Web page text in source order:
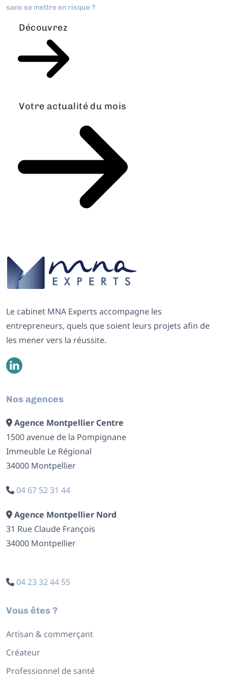
sans se mettre en risque ?
Découvrez
Votre actualité du mois
Le cabinet MNA Experts accompagne les
entrepreneurs, quels que soient leurs projets afin de
les mener vers la réussite.
Nos agences
Agence Montpellier Centre
1500 avenue de la Pompignane
Immeuble Le Régional
34000 Montpellier
04 67 52 31 44
Agence Montpellier Nord
31 Rue Claude François
34000 Montpellier
04 23 32 44 55
Vous êtes ?
Artisan & commerçant
Créateur
Professionnel de santé